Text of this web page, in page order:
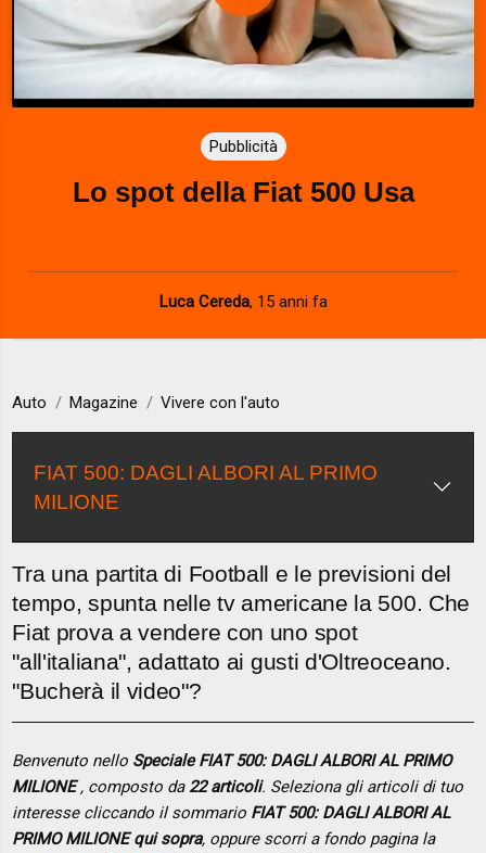
P
l
a
y
V
d
e
o
Pubblicità
Lo spot della Fiat 500 Usa
Luca Cereda, 15 anni fa
Auto Magazine Vivere con l'auto
FIAT 500: DAGLI ALBORI AL PRIMO
MILIONE
Tra una partita di Football e le previsioni del
tempo, spunta nelle tv americane la 500. Che
Fiat prova a vendere con uno spot
"all'italiana", adattato ai gusti d'Oltreoceano.
"Bucherà il video"?
Benvenuto nello Speciale FIAT 500: DAGLI ALBORI AL PRIMO
MILIONE, composto da 22 articoli. Seleziona gli articoli di tuo
interesse cliccando il sommario FIAT 500: DAGLI ALBORI AL
PRIMO MILIONE qui sopra, oppure scorri a fondo pagina la